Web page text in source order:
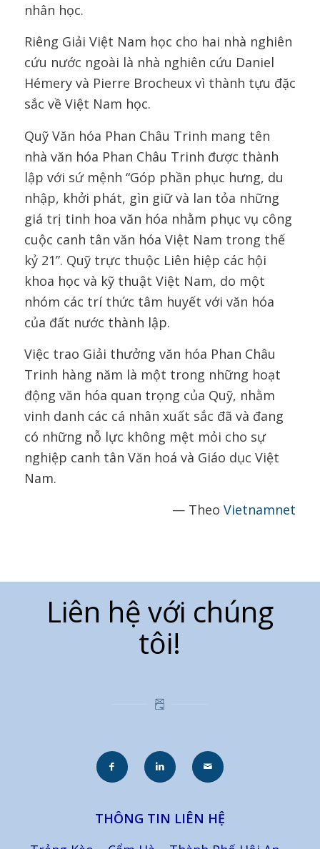
nhân học.
Riêng Giải Việt Nam học cho hai nhà nghiên
cứu nước ngoài là nhà nghiên cứu Daniel
Hémery và Pierre Brocheux vì thành tựu đặc
sắc về Việt Nam học.
Quỹ Văn hóa Phan Châu Trinh mang tên
nhà văn hóa Phan Châu Trinh được thành
lập với sứ mệnh “Góp phần phục hưng, du
nhập, khởi phát, gìn giữ và lan tỏa những
giá trị tinh hoa văn hóa nhằm phục vụ công
cuộc canh tân văn hóa Việt Nam trong thế
kỷ 21”. Quỹ trực thuộc Liên hiệp các hội
khoa học và kỹ thuật Việt Nam, do một
nhóm các trí thức tâm huyết với văn hóa
của đất nước thành lập.
Việc trao Giải thưởng văn hóa Phan Châu
Trinh hàng năm là một trong những hoạt
động văn hóa quan trọng của Quỹ, nhằm
vinh danh các cá nhân xuất sắc đã và đang
có những nỗ lực không mệt mỏi cho sự
nghiệp canh tân Văn hoá và Giáo dục Việt
Nam.
— TheoVietnamnet
Liên hệ với chúng
tôi!
THÔNG TIN LIÊN HỆ